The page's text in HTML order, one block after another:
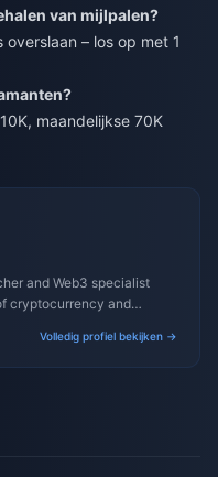
van mijlpalen?
– los op met 1
maandelijkse 70K
and Web3 specialist
cryptocurrency and
Volledig profiel bekijken →